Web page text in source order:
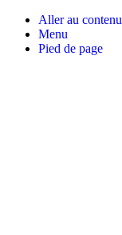
Aller au contenu
Menu
Pied de page